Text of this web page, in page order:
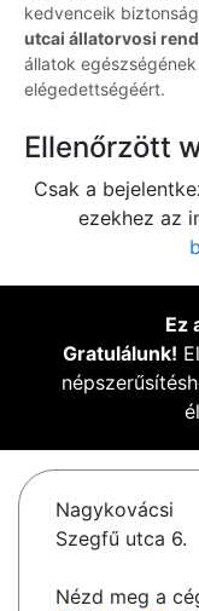
kedvenceik
utcai állatorvosi
állatok
elégedettségéért.
Ellenőrzött
Csak a
ezekhez az
Ez
Gratulálunk!
Nagykovácsi
Szegfű utca 6.
Nézd meg a